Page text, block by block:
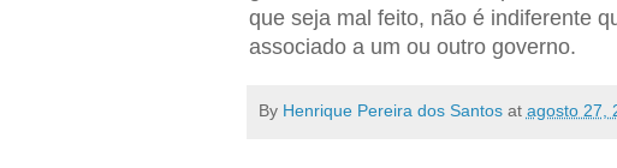
que seja mal feito, não é indiferente
associado a um ou outro governo.
By Henrique Pereira dos Santos at agosto 27,